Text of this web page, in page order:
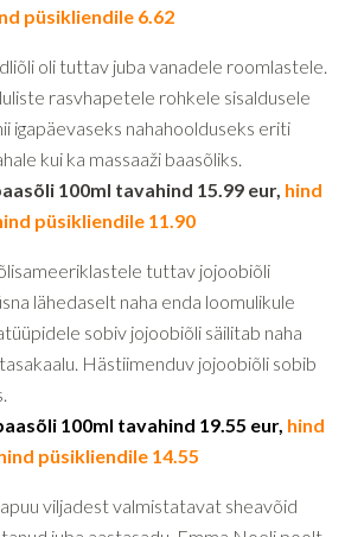
püsikliendile 6.62
oli tuttav juba vanadele roomlastele.
rasvhapetele rohkele sisaldusele
igapäevaseks nahahoolduseks eriti
kui ka massaaži baasõliks.
100ml tavahind 15.99 eur, hind
püsikliendile 11.90
tuttav jojoobiõli
lähedaselt naha enda loomulikule
sobiv jojoobiõli säilitab naha
Hästiimenduv jojoobiõli sobib
100ml tavahind 19.55 eur, hind
püsikliendile 14.55
viljadest valmistatavat sheavõid